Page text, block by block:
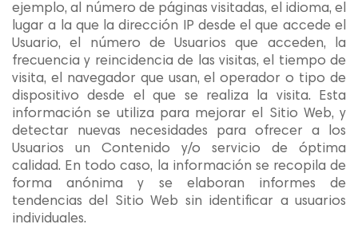
ejemplo, al número de páginas visitadas, el idioma, el
lugar a la que la dirección IP desde el que accede el
Usuario, el número de Usuarios que acceden, la
frecuencia y reincidencia de las visitas, el tiempo de
visita, el navegador que usan, el operador o tipo de
dispositivo desde el que se realiza la visita. Esta
información se utiliza para mejorar el Sitio Web, y
detectar nuevas necesidades para ofrecer a los
Usuarios un Contenido y/o servicio de óptima
calidad. En todo caso, la información se recopila de
forma anónima y se elaboran informes de
tendencias del Sitio Web sin identificar a usuarios
individuales.